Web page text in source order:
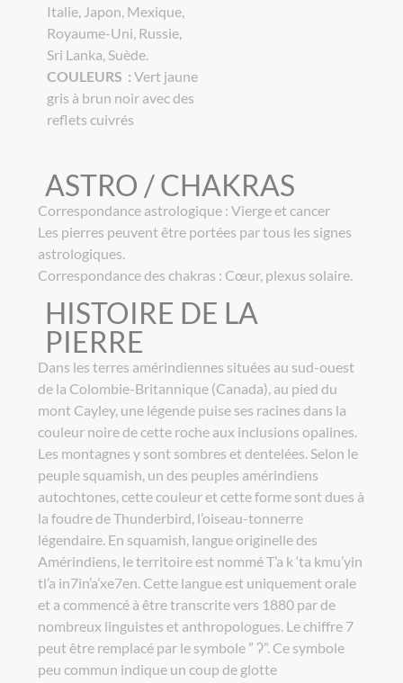
Italie, Japon, Mexique,
Royaume-Uni, Russie,
Sri Lanka, Suède.
COULEURS : Vert jaune
gris à brun noir avec des
reflets cuivrés
ASTRO / CHAKRAS
Correspondance astrologique : Vierge et cancer
Les pierres peuvent être portées par tous les signes
astrologiques.
Correspondance des chakras : Cœur, plexus solaire.
HISTOIRE DE LA
PIERRE
Dans les terres amérindiennes situées au sud-ouest
de la Colombie-Britannique (Canada), au pied du
mont Cayley, une légende puise ses racines dans la
couleur noire de cette roche aux inclusions opalines.
Les montagnes y sont sombres et dentelées. Selon le
peuple squamish, un des peuples amérindiens
autochtones, cette couleur et cette forme sont dues à
la foudre de Thunderbird, l’oiseau-tonnerre
légendaire. En squamish, langue originelle des
Amérindiens, le territoire est nommé T’a k ‘ta kmu’yin
tl’a in7in’a’xe7en. Cette langue est uniquement orale
et a commencé à être transcrite vers 1880 par de
nombreux linguistes et anthropologues. Le chiffre 7
peut être remplacé par le symbole ” ʔ”. Ce symbole
peu commun indique un coup de glotte